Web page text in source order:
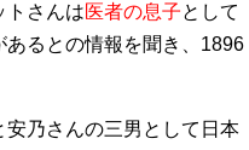
トさんは 医者の息子として
あるとの情報を聞き、1896
乃さんの三男として日本